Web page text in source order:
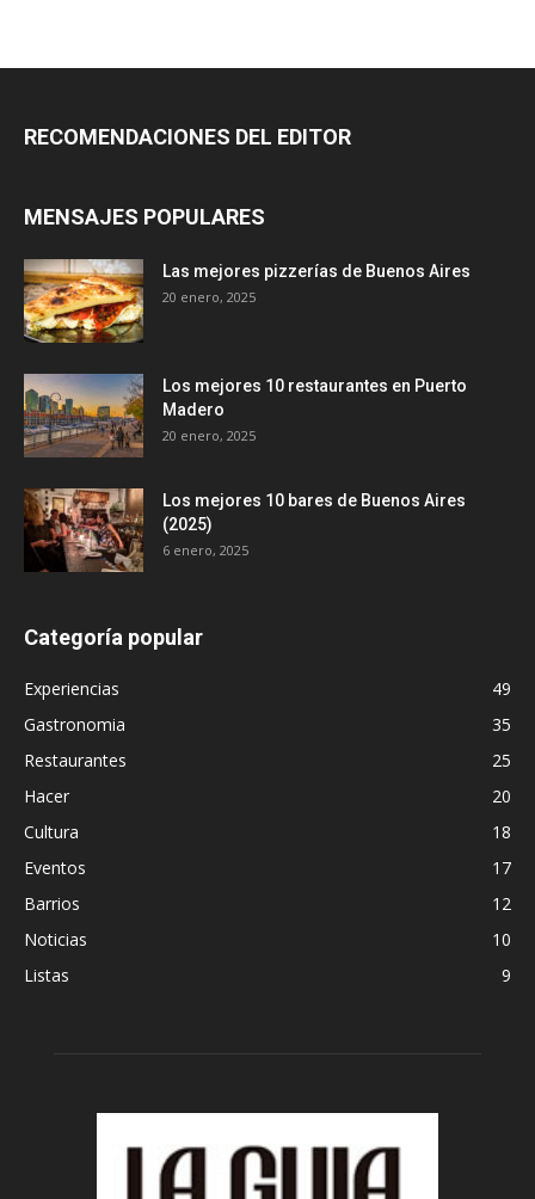
RECOMENDACIONES DEL EDITOR
MENSAJES POPULARES
Las mejores pizzerías de Buenos Aires
20 enero, 2025
Los mejores 10 restaurantes en Puerto
Madero
20 enero, 2025
Los mejores 10 bares de Buenos Aires
(2025)
6 enero, 2025
Categoría popular
Experiencias
49
Gastronomia
35
Restaurantes
25
Hacer
20
Cultura
18
Eventos
17
Barrios
12
Noticias
10
Listas
9